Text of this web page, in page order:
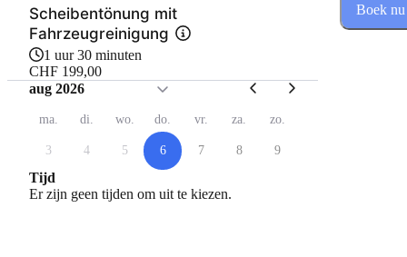
Scheibentönung mit
Fahrzeugreinigung
1 uur 30 minuten
CHF 199,00
aug 2026
ma. di. wo. do. vr. za. zo.
3 4 5 6 7 8 9
Tijd
Er zijn geen tijden om uit te kiezen.
Boek nu